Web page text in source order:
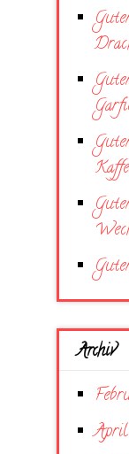
Archiv